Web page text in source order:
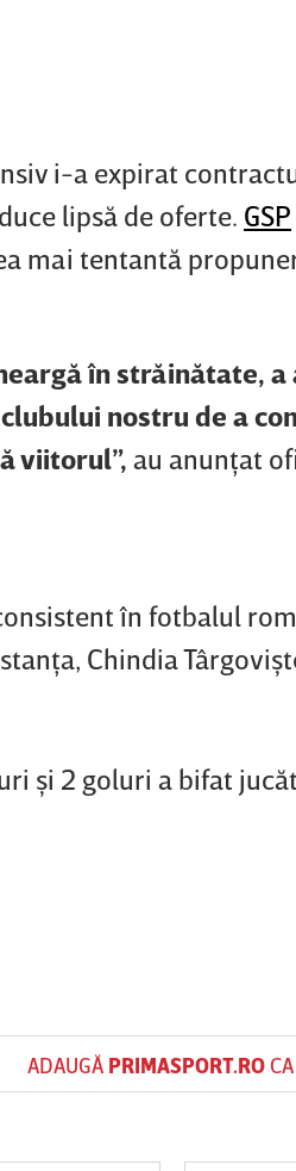
i-a expirat
lipsă de oferte. GSP
mai tentantă
în străinătate,
nostru de a
viitorul”, au anunţat
în fotbalul
Chindia
şi 2 goluri a bifat
ADAUGĂ PRIMASPORT.RO